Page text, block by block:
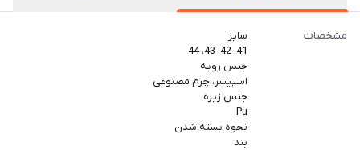
مشخصات
سایز
41، 42، 43، 44
جنس رویه
اسپیسر، چرم مصنوعی
جنس زیره
Pu
نحوه بسته شدن
بند